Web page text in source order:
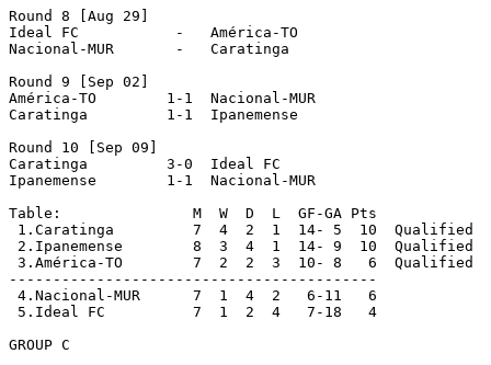
Round 8 [Aug 29]
Ideal FC           -   América-TO
Nacional-MUR       -   Caratinga
Round 9 [Sep 02]
América-TO        1-1  Nacional-MUR
Caratinga         1-1  Ipanemense
Round 10 [Sep 09]
Caratinga         3-0  Ideal FC
Ipanemense        1-1  Nacional-MUR
Table:               M  W  D  L  GF-GA Pts
1.Caratinga         7  4  2  1  14- 5  10  Qualified
2.Ipanemense        8  3  4  1  14- 9  10  Qualified
3.América-TO        7  2  2  3  10- 8   6  Qualified
------------------------------------------
4.Nacional-MUR      7  1  4  2   6-11   6
5.Ideal FC          7  1  2  4   7-18   4
GROUP C